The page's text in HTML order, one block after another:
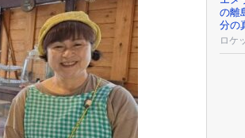
の離
分の
ロケ